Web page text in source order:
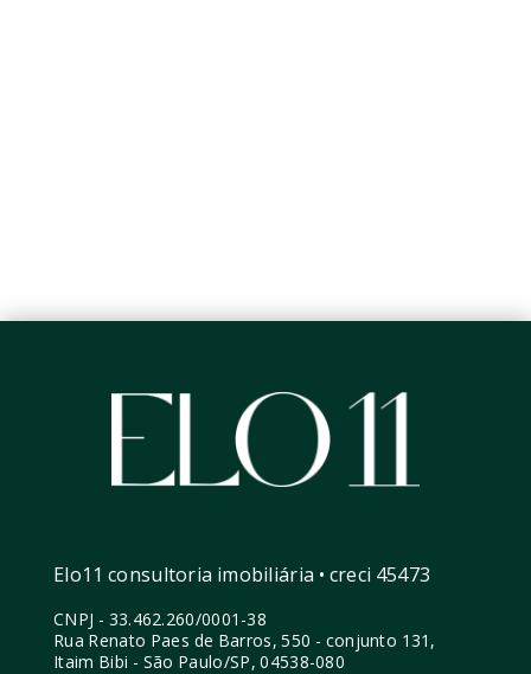
Elo11 consultoria imobiliária • creci 45473
CNPJ - 33.462.260/0001-38
Rua Renato Paes de Barros, 550 - conjunto 131,
Itaim Bibi - São Paulo/SP, 04538-080